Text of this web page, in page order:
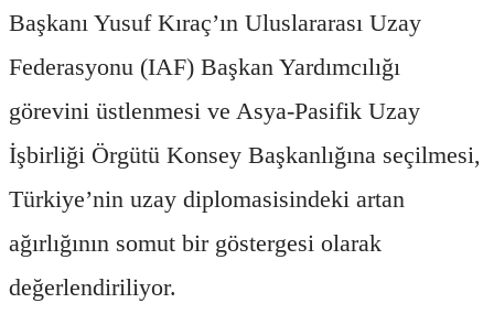
Başkanı Yusuf Kıraç’ın Uluslararası Uzay
Federasyonu (IAF) Başkan Yardımcılığı
görevini üstlenmesi ve Asya-Pasifik Uzay
İşbirliği Örgütü Konsey Başkanlığına seçilmesi,
Türkiye’nin uzay diplomasisindeki artan
ağırlığının somut bir göstergesi olarak
değerlendiriliyor.